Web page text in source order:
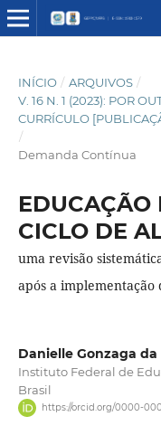
INÍCIO / ARQUIVOS /
V. 16 N. 1 (2023): POR
CURRÍCULO
/
Demanda Contínua
EDUCAÇÃO
CICLO DE
uma revisão
após a implementação
Danielle Gonzaga da
Instituto Federal de
Brasil
https://orcid.org/0000-